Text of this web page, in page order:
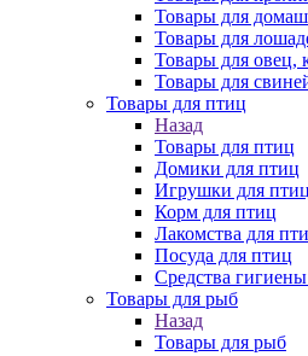
Товары для
Товары для
Товары для овец,
Товары для
Товары для птиц
Назад
Товары для птиц
Домики для птиц
Игрушки для птиц
Корм для птиц
Лакомства для
Посуда для птиц
Средства
Товары для рыб
Назад
Товары для рыб